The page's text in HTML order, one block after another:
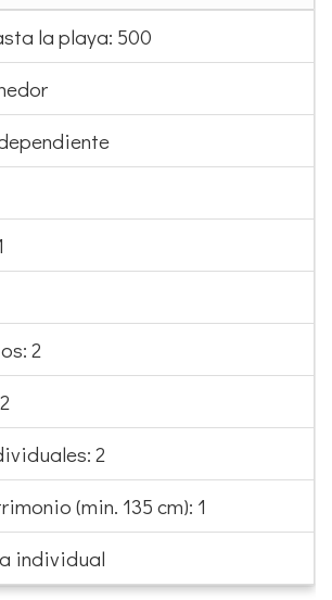
la playa: 500
2
2
(min. 135 cm): 1
individual